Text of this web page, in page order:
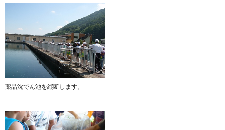
薬品沈でん池を縦断します。